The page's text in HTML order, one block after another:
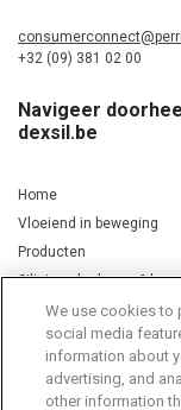
+32 (09) 381 02 00
Navigeer
dexsil.be
Home
Vloeiend in beweging
Producten
Silicium, kurkuma &
Privacy Notice Cookie
We use cookies to
social media
information about
advertising, and
other information